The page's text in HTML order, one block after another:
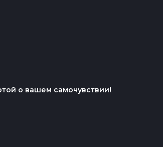
о вашем самочувствии!